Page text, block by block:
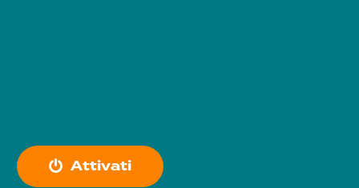
Attivati